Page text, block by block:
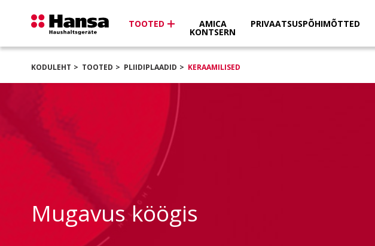
TOOTED AMICA
KONTSERN
PRIVAATSUSPÕHIMÕTTED
KODULEHT TOOTED PLIIDIPLAADID KERAAMILISED
Mugavus köögis